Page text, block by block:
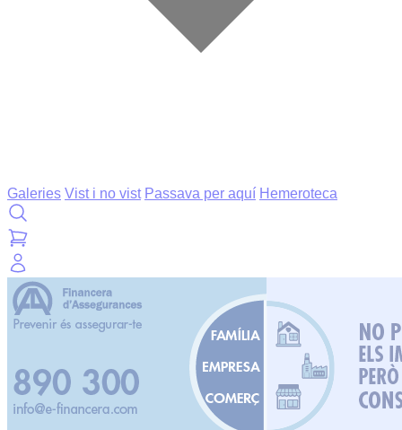
Galeries Vist i no vist Passava per aquí Hemeroteca